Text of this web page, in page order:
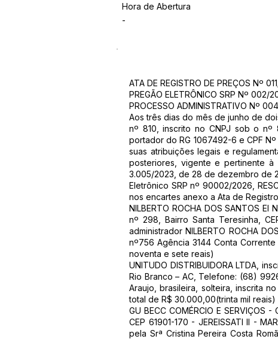
Hora de Abertura
-
ATA DE REGISTRO DE PREÇOS Nº
PREGÃO ELETRÔNICO SRP Nº 002/
PROCESSO ADMINISTRATIVO Nº
Aos três dias do mês de junho de
nº 810, inscrito no CNPJ sob o nº
portador do RG 1067492-6 e CPF
suas atribuições legais e
posteriores, vigente e pertinente
3.005/2023, de 28 de dezembro de
Eletrônico SRP nº 90002/2026,
nos encartes anexo a Ata de
NILBERTO ROCHA DOS SANTOS
nº 298, Bairro Santa Teresinha,
administrador NILBERTO ROCHA
nº756 Agência 3144 Conta
noventa e sete reais)
UNITUDO DISTRIBUIDORA LTDA,
Rio Branco – AC, Telefone: (68)
Araujo, brasileira, solteira, inscrita
total de R$ 30.000,00(trinta mil reais)
GU BECC COMÉRCIO E SERVIÇOS
CEP 61901-170 - JEREISSATI II -
pela Srª Cristina Pereira Costa